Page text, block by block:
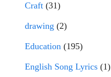
Craft (31)
drawing (2)
Education (195)
English Song Lyrics (1)